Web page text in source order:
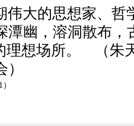
大的思想家、哲
潭幽，溶洞散布，
理想场所。 （朱
）